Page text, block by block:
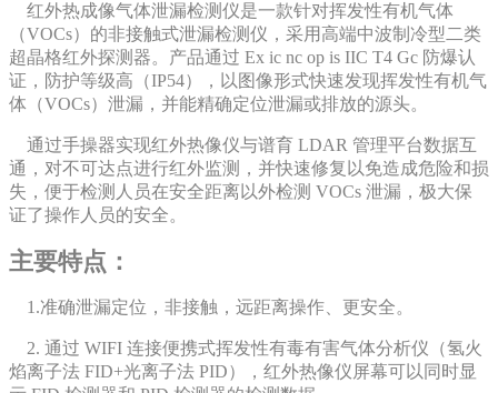
红外热成像气体泄漏检测仪是一款针对挥发性有机气体
（VOCs）的非接触式泄漏检测仪，采用高端中波制冷型二类
超晶格红外探测器。产品通过 Ex ic nc op is IIC T4 Gc 防爆认
证，防护等级高（IP54），以图像形式快速发现挥发性有机气
体（VOCs）泄漏，并能精确定位泄漏或排放的源头。
通过手操器实现红外热像仪与谱育 LDAR 管理平台数据互
通，对不可达点进行红外监测，并快速修复以免造成危险和损
失，便于检测人员在安全距离以外检测 VOCs 泄漏，极大保
证了操作人员的安全。
主要特点：
1.准确泄漏定位，非接触，远距离操作、更安全。
2. 通过 WIFI 连接便携式挥发性有毒有害气体分析仪（氢火
焰离子法 FID+光离子法 PID），红外热像仪屏幕可以同时显